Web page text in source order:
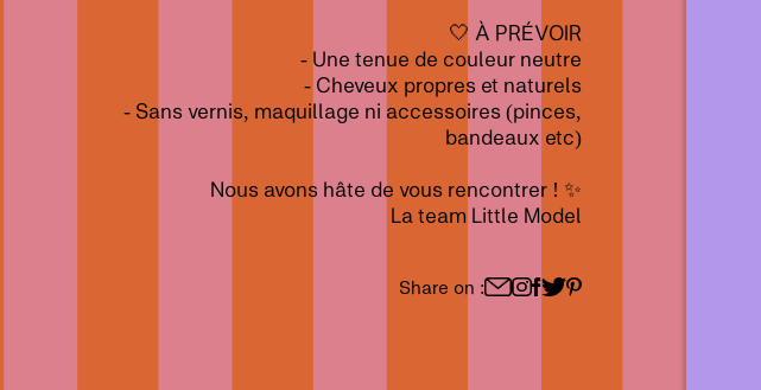
🤍 À PRÉVOIR
- Une tenue de couleur neutre
- Cheveux propres et naturels
- Sans vernis, maquillage ni accessoires (pinces,
bandeaux etc)
Nous avons hâte de vous rencontrer ! ✨
La team Little Model
Share on :